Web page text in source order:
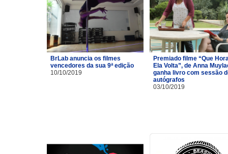
BrLab anuncia os filmes
vencedores da sua 9ª edição
10/10/2019
Premiado filme “Que
Ela Volta”, de Anna
ganha livro com sessão
autógrafos
03/10/2019